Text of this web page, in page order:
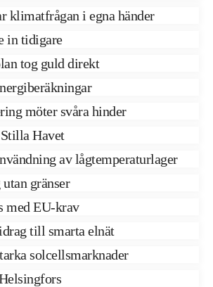
klimatfrågan i egna händer
in tidigare
tog guld direkt
möter svåra hinder
Havet
av lågtemperaturlager
gränser
med EU-krav
till smarta elnät
solcellsmarknader